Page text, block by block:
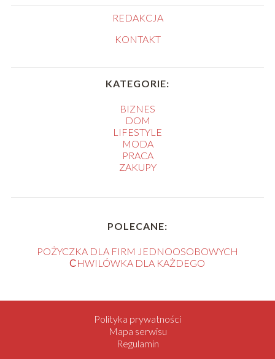
REDAKCJA
KONTAKT
KATEGORIE:
BIZNES
DOM
LIFESTYLE
MODA
PRACA
ZAKUPY
POLECANE:
POŻYCZKA DLA FIRM JEDNOOSOBOWYCH
СHWILÓWKA DLA KAŻDEGO
Polityka prywatności
Mapa serwisu
Regulamin